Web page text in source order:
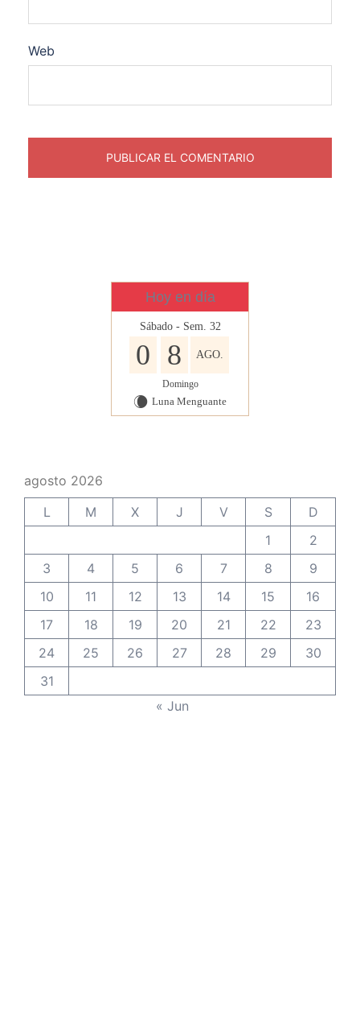
Web
Hoy en día
Sábado - Sem. 32
0 8 AGO.
Domingo
W Luna Menguante
agosto 2026
L
M X J V S
D
1
2
3
4 5 6 7 8
9
10
11 12 13 14 15
16
17
18 19 20 21 22
23
24
25 26 27 28 29
30
31
« Jun